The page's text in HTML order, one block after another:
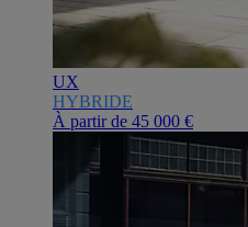
UX
HYBRIDE
À partir de 45 000 €